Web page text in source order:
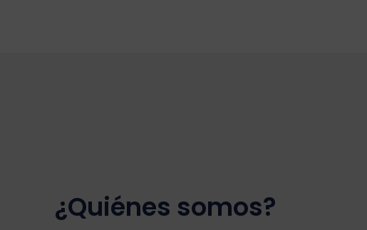
¿Quiénes somos?